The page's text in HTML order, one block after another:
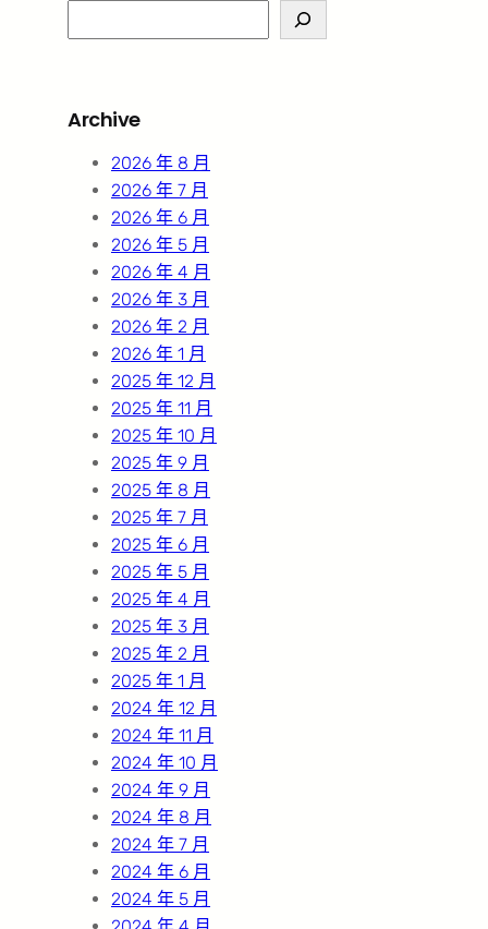
e
c
Archive
2026 年 8 月
2026 年 7 月
2026 年 6 月
2026 年 5 月
2026 年 4 月
2026 年 3 月
2026 年 2 月
2026 年 1 月
2025 年 12 月
2025 年 11 月
2025 年 10 月
2025 年 9 月
2025 年 8 月
2025 年 7 月
2025 年 6 月
2025 年 5 月
2025 年 4 月
2025 年 3 月
2025 年 2 月
2025 年 1 月
2024 年 12 月
2024 年 11 月
2024 年 10 月
2024 年 9 月
2024 年 8 月
2024 年 7 月
2024 年 6 月
2024 年 5 月